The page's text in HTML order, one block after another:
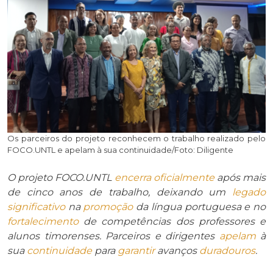
Os parceiros do projeto reconhecem o trabalho realizado pelo
FOCO.UNTL e apelam à sua continuidade/Foto: Diligente
O projeto FOCO.UNTL encerra oficialmenteapós mais
de cinco anos de trabalho, deixando um
legado
significativona promoçãoda língua portuguesa e no
fortalecimentode competências dos professores e
alunos timorenses. Parceiros e dirigentes apelamà
sua continuidade para garantiravanços duradouros.